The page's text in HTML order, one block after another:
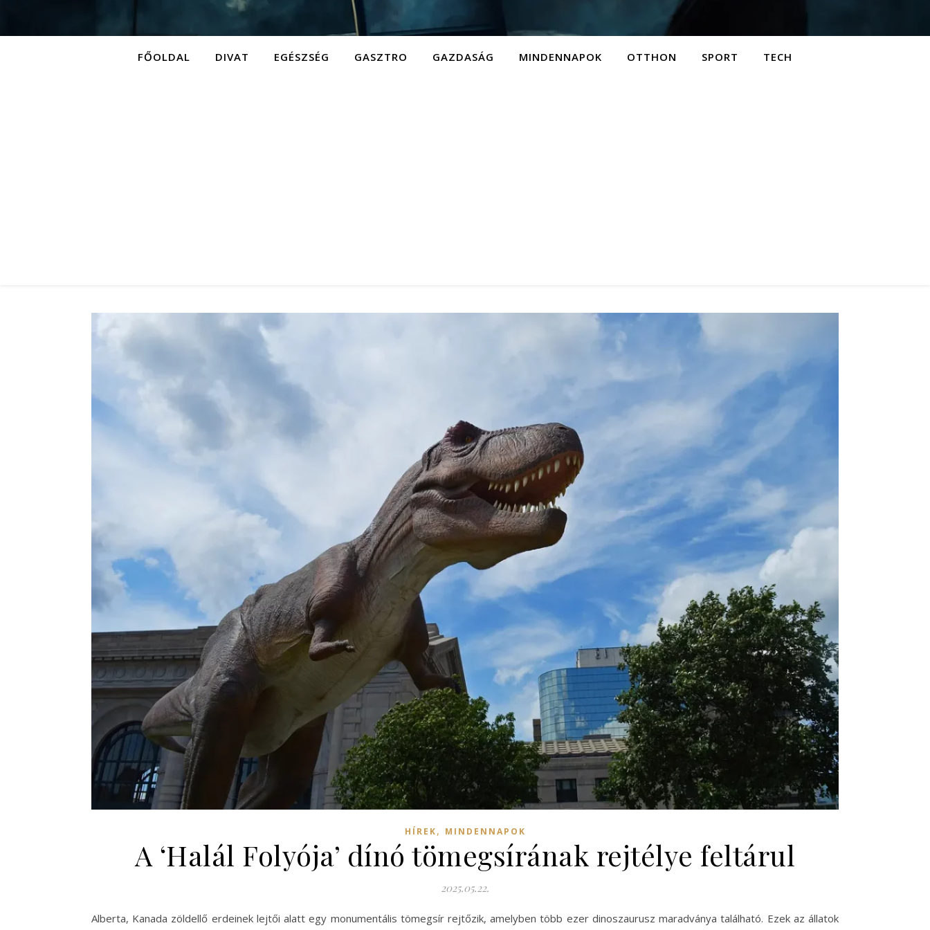
FŐOLDAL DIVAT EGÉSZSÉG GASZTRO GAZDASÁG MINDENNAPOK OTTHON SPORT TECH
HÍREK, MINDENNAPOK
A ‘Halál Folyója’ dínó tömegsírának rejtélye feltárul
2025.05.22.
Alberta, Kanada zöldellő erdeinek lejtői alatt egy monumentális tömegsír rejtőzik, amelyben több ezer dinoszaurusz maradványa található. Ezek az állatok